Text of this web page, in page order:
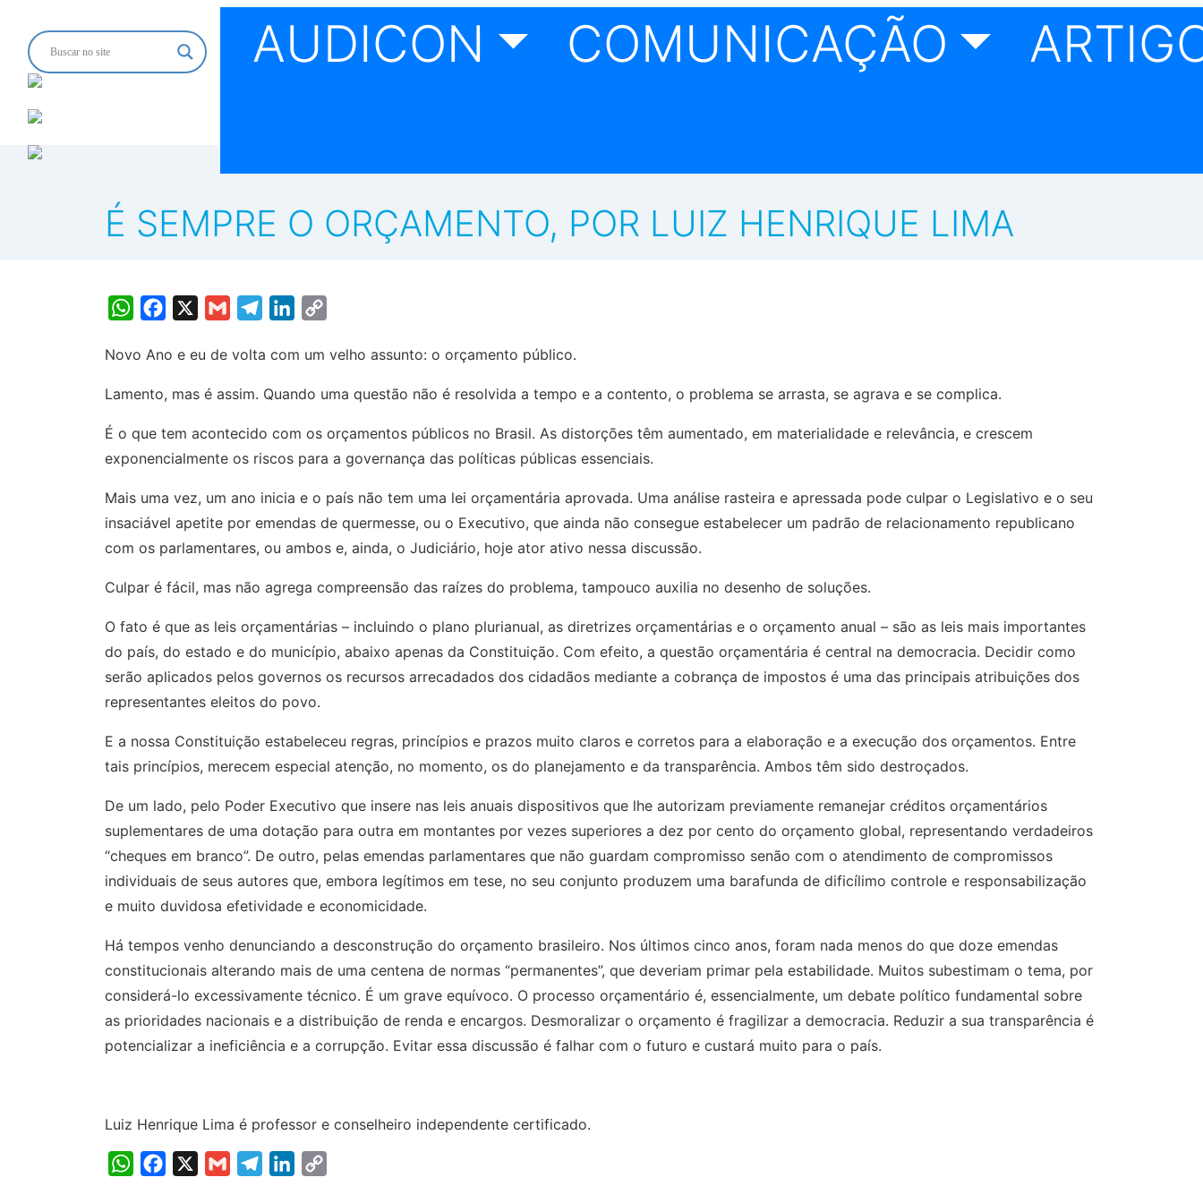
AUDICON COMUNICAÇÃO
É SEMPRE O ORÇAMENTO, POR LUIZ HENRIQUE LIMA
WhatsAppFacebook Gmail TelegramLinkedIn
Novo Ano e eu de volta com um velho assunto: o orçamento público.
Lamento, mas é assim. Quando uma questão não é resolvida a tempo e a contento, o problema se arrasta, se agrava e se complica.
É o que tem acontecido com os orçamentos públicos no Brasil. As distorções têm aumentado, em materialidade e relevância, e crescem
exponencialmente os riscos para a governança das políticas públicas essenciais.
Mais uma vez, um ano inicia e o país não tem uma lei orçamentária aprovada. Uma análise rasteira e apressada pode culpar o Legislativo e o seu
insaciável apetite por emendas de quermesse, ou o Executivo, que ainda não consegue estabelecer um padrão de relacionamento republicano
com os parlamentares, ou ambos e, ainda, o Judiciário, hoje ator ativo nessa discussão.
Culpar é fácil, mas não agrega compreensão das raízes do problema, tampouco auxilia no desenho de soluções.
O fato é que as leis orçamentárias – incluindo o plano plurianual, as diretrizes orçamentárias e o orçamento anual – são as leis mais importantes
do país, do estado e do município, abaixo apenas da Constituição. Com efeito, a questão orçamentária é central na democracia. Decidir como
serão aplicados pelos governos os recursos arrecadados dos cidadãos mediante a cobrança de impostos é uma das principais atribuições dos
representantes eleitos do povo.
E a nossa Constituição estabeleceu regras, princípios e prazos muito claros e corretos para a elaboração e a execução dos orçamentos. Entre
tais princípios, merecem especial atenção, no momento, os do planejamento e da transparência. Ambos têm sido destroçados.
De um lado, pelo Poder Executivo que insere nas leis anuais dispositivos que lhe autorizam previamente remanejar créditos orçamentários
suplementares de uma dotação para outra em montantes por vezes superiores a dez por cento do orçamento global, representando verdadeiros
“cheques em branco”. De outro, pelas emendas parlamentares que não guardam compromisso senão com o atendimento de compromissos
individuais de seus autores que, embora legítimos em tese, no seu conjunto produzem uma barafunda de dificílimo controle e responsabilização
e muito duvidosa efetividade e economicidade.
Há tempos venho denunciando a desconstrução do orçamento brasileiro. Nos últimos cinco anos, foram nada menos do que doze emendas
constitucionais alterando mais de uma centena de normas “permanentes”, que deveriam primar pela estabilidade. Muitos subestimam o tema, por
considerá-lo excessivamente técnico. É um grave equívoco. O processo orçamentário é, essencialmente, um debate político fundamental sobre
as prioridades nacionais e a distribuição de renda e encargos. Desmoralizar o orçamento é fragilizar a democracia. Reduzir a sua transparência é
potencializar a ineficiência e a corrupção. Evitar essa discussão é falhar com o futuro e custará muito para o país.
Luiz Henrique Lima é professor e conselheiro independente certificado.
WhatsAppFacebook Gmail TelegramLinkedIn